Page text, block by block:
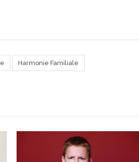
Harmonie Familiale